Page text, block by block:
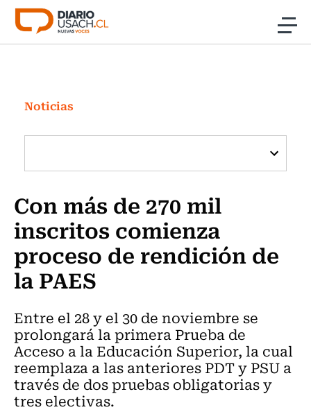
Click acá para ir directamente al contenido
Investigación
Cultura
Programas Radio y TV Usach
Noticias
Con más de 270 mil
inscritos comienza
proceso de rendición de
la PAES
Entre el 28 y el 30 de noviembre se
prolongará la primera Prueba de
Acceso a la Educación Superior, la cual
reemplaza a las anteriores PDT y PSU a
través de dos pruebas obligatorias y
tres electivas.